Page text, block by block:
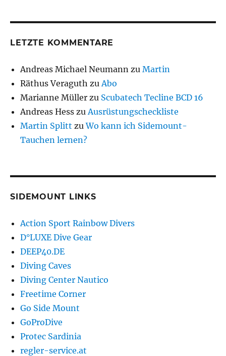
LETZTE KOMMENTARE
Andreas Michael Neumann zuMartin
Räthus Veraguth zu Abo
Marianne Müller zu Scubatech Tecline BCD 16
Andreas Hess zu Ausrüstungscheckliste
Martin Splitt zuWo kann ich Sidemount-
Tauchen lernen?
SIDEMOUNT LINKS
Action Sport Rainbow Divers
D°LUXE Dive Gear
DEEP40.DE
Diving Caves
Diving Center Nautico
Freetime Corner
Go Side Mount
GoProDive
Protec Sardinia
regler-service.at